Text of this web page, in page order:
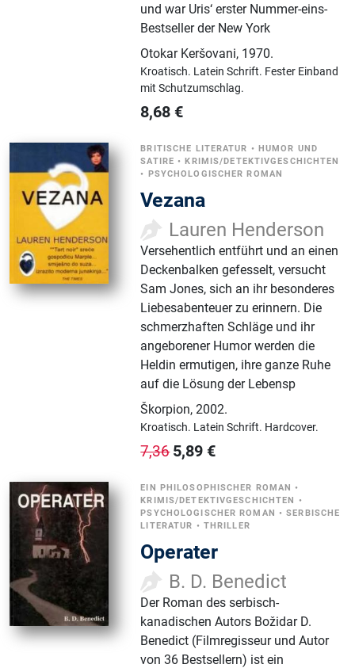
und war Uris‘ erster Nummer-eins-
Bestseller der New York
Otokar Keršovani, 1970.
Kroatisch. Latein Schrift. Fester Einband
mit Schutzumschlag.
8,68 €
BRITISCHE LITERATUR • HUMOR UND
SATIRE •KRIMIS/DETEKTIVGESCHICHTEN
• PSYCHOLOGISCHER ROMAN
Vezana
Lauren Henderson
Versehentlich entführt und an einen
Deckenbalken gefesselt, versucht
Sam Jones, sich an ihr besonderes
Liebesabenteuer zu erinnern. Die
schmerzhaften Schläge und ihr
angeborener Humor werden die
Heldin ermutigen, ihre ganze Ruhe
auf die Lösung der Lebensp
Škorpion,2002.
Kroatisch. Latein Schrift. Hardcover.
7,36 5,89 €
EIN PHILOSOPHISCHER ROMAN •
KRIMIS/DETEKTIVGESCHICHTEN •
PSYCHOLOGISCHER ROMAN •SERBISCHE
LITERATUR • THRILLER
Operater
B. D. Benedict
Der Roman des serbisch-
kanadischen Autors Božidar D.
Benedict (Filmregisseur und Autor
von 36 Bestsellern) ist ein